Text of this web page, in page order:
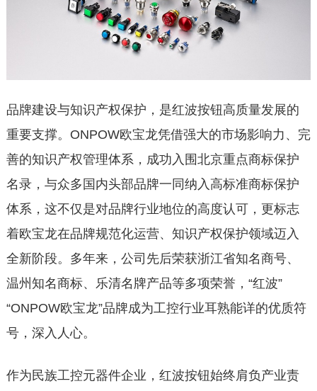
品牌建设与知识产权保护，是红波按钮高质量发展的
重要支撑。ONPOW欧宝龙凭借强大的市场影响力、完
善的知识产权管理体系，成功入围北京重点商标保护
名录，与众多国内头部品牌一同纳入高标准商标保护
体系，这不仅是对品牌行业地位的高度认可，更标志
着欧宝龙在品牌规范化运营、知识产权保护领域迈入
全新阶段。多年来，公司先后荣获浙江省知名商号、
温州知名商标、乐清名牌产品等多项荣誉，“红波”
“ONPOW欧宝龙”品牌成为工控行业耳熟能详的优质符
号，深入人心。
作为民族工控元器件企业，红波按钮始终肩负产业责